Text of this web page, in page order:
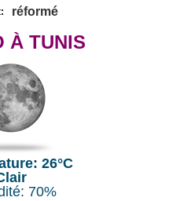
réformé
À TUNIS
26°C
70%